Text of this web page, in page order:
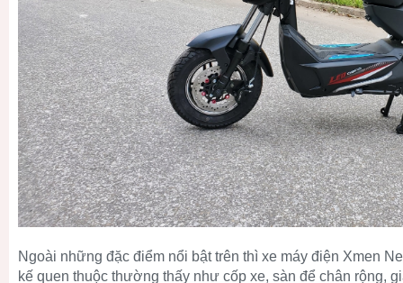
Ngoài những đặc điểm nổi bật trên thì xe máy điện Xmen
kế quen thuộc thường thấy như cốp xe, sàn để chân rộng,